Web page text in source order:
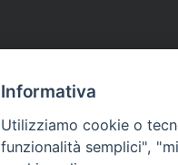
Informativa
Utilizziamo cookie o
funzionalità semplici",